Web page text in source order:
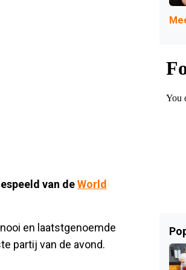
van deWorld
en laatstgenoemde
partij van de avond.